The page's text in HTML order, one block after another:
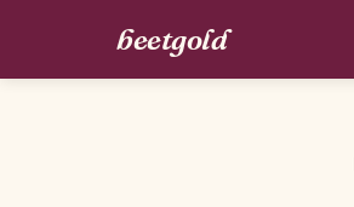
beetgold